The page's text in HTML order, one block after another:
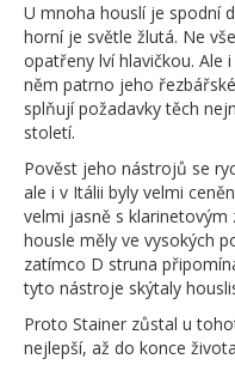
U mnoha houslí je spodní
horní je světle žlutá. Ne
opatřeny lví hlavičkou. Ale
něm patrno jeho
splňují požadavky těch
století.
Pověst jeho nástrojů se
ale i v Itálii byly velmi
velmi jasně s
housle měly ve vysokých
zatímco D struna
tyto nástroje skýtaly
Proto Stainer zůstal u
nejlepší, až do konce